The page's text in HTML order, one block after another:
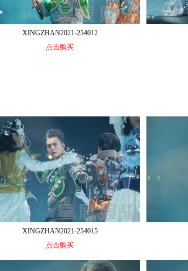
XINGZHAN2021-254012
点击购买
XINGZHAN2021-254015
点击购买